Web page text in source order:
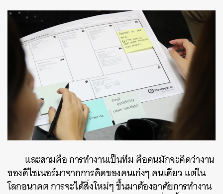
และสามคือ การทำงานเป็นทีม คือคนมักจะคิดว่างาน
ของดีไซเนอร์มาจากการคิดของคนเก่งๆ คนเดียว แต่ใน
โลกอนาคต การจะได้สิ่งใหม่ๆ ขึ้นมาต้องอาศัยการทำงาน